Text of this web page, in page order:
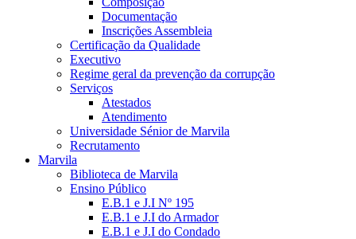
Documentação
Inscrições Assembleia
Certificação da Qualidade
Executivo
Regime geral da prevenção da corrupção
Serviços
Atestados
Atendimento
Universidade Sénior de Marvila
Recrutamento
Marvila
Biblioteca de Marvila
Ensino Público
E.B.1 e J.I Nº 195
E.B.1 e J.I do Armador
E.B.1 e J.I do Condado